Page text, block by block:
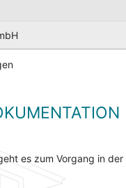
es zum Vorgang in der